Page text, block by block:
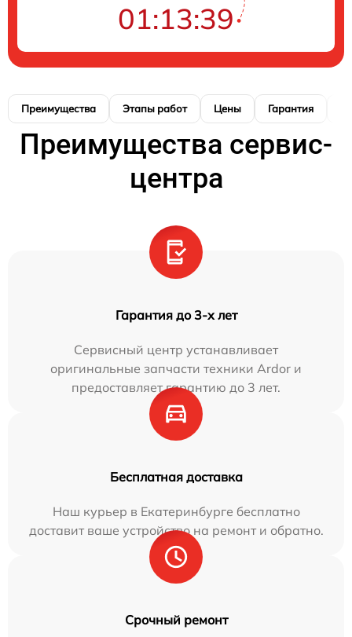
01:13:38
Преимущества Этапы работ Цены Гарантия
Преимущества сервис-
центра
Гарантия до 3-х лет
Сервисный центр устанавливает
оригинальные запчасти техники Ardor и
предоставляет гарантию до 3 лет.
Бесплатная доставка
Наш курьер в Екатеринбурге бесплатно
доставит ваше устройство на ремонт и обратно.
Срочный ремонт